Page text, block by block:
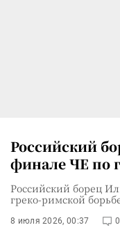
Российский
финале ЧЕ по
Российский борец
греко-римской
8 июля 2026, 00:37 0